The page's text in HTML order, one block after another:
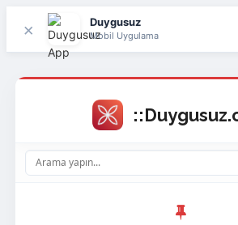
× Duygusuz
Mobil Uygulama